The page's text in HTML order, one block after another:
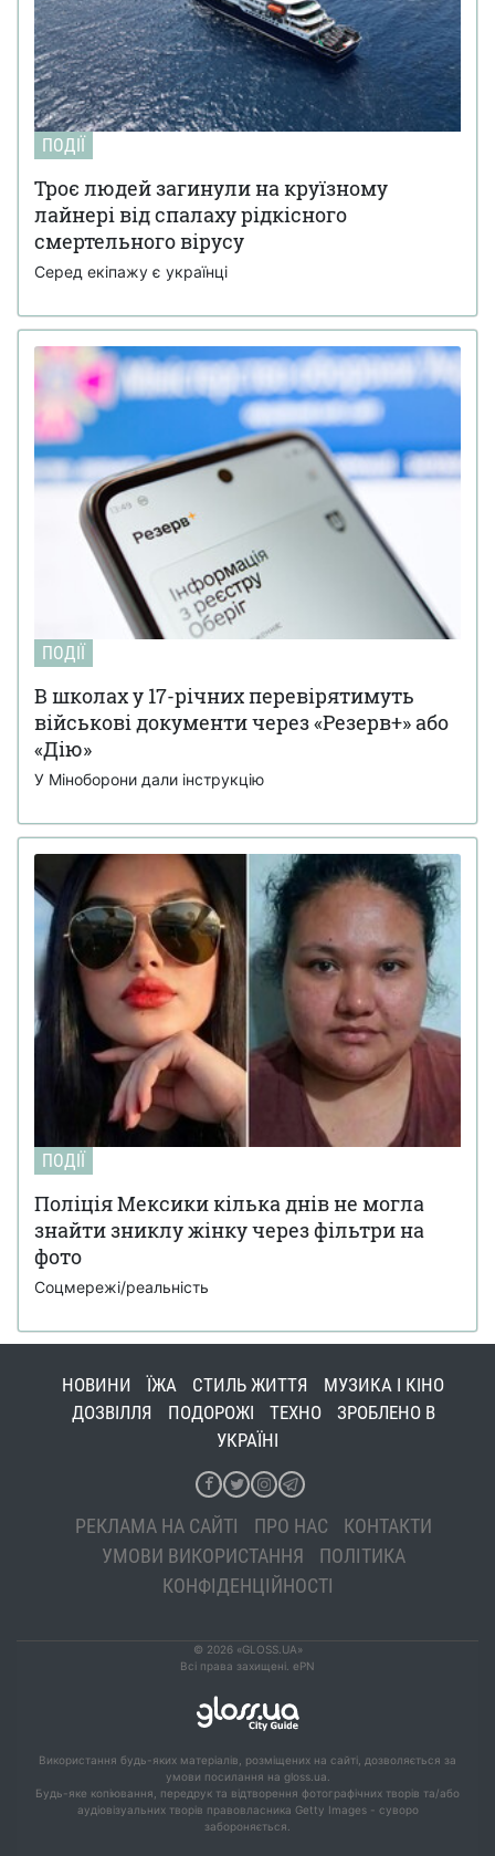
ПОДІЇ
Троє людей загинули на круїзному
лайнері від спалаху рідкісного
смертельного вірусу
Серед екіпажу є українці
ПОДІЇ
В школах у 17-річних перевірятимуть
військові документи через «Резерв+» або
«Дію»
У Міноборони дали інструкцію
ПОДІЇ
Поліція Мексики кілька днів не могла
знайти зниклу жінку через фільтри на
фото
Соцмережі/реальність
НОВИНИ ЇЖА СТИЛЬ ЖИТТЯ
МУЗИКА І КІНО
ДОЗВІЛЛЯ
ПОДОРОЖІ ТЕХНО
ЗРОБЛЕНО В
УКРАЇНІ
РЕКЛАМА НА САЙТІ ПРО НАС
КОНТАКТИ
УМОВИ ВИКОРИСТАННЯ
ПОЛІТИКА
КОНФІДЕНЦІЙНОСТІ
© 2026 «GLOSS.UA»
Всі права захищені. ePN
Використання будь-яких матеріалів, розміщених на сайті, дозволяється за
умови посилання на gloss.ua.
Будь-яке копіювання, передрук та відтворення фотографічних творів та/або
аудіовізуальних творів правовласника Getty Images - суворо
забороняється.